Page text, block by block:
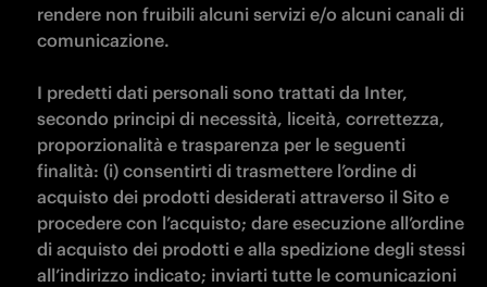
rendere non fruibili alcuni servizi e/o alcuni canali di
comunicazione.
I predetti dati personali sono trattati da Inter,
secondo principi di necessità, liceità, correttezza,
proporzionalità e trasparenza per le seguenti
finalità: (i) consentirti di trasmettere l’ordine di
acquisto dei prodotti desiderati attraverso il Sito e
procedere con l’acquisto; dare esecuzione all’ordine
di acquisto dei prodotti e alla spedizione degli stessi
all’indirizzo indicato; inviarti tutte le comunicazioni